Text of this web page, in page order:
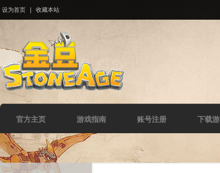
设为首页 收藏本站
官方主页 游戏指南 账号注册 下载